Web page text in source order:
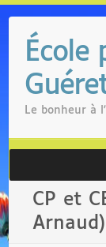
contentÉcole
Le bonheur à
CP et
Arnaud)